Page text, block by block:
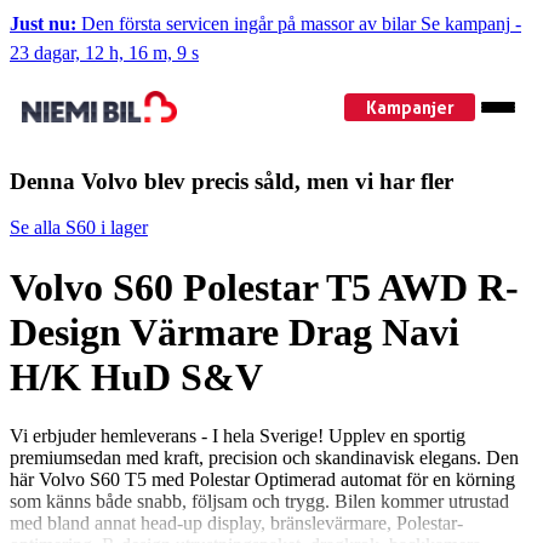
Just nu: Den första servicen ingår på massor av bilar Se kampanj -
23 dagar, 12 h, 16 m, 8 s
Kampanjer
Denna Volvo blev precis såld, men vi har fler
Se alla S60 i lager
Volvo S60 Polestar T5 AWD R-
Design Värmare Drag Navi
H/K HuD S&V
Vi erbjuder hemleverans - I hela Sverige! Upplev en sportig
premiumsedan med kraft, precision och skandinavisk elegans. Den
här Volvo S60 T5 med Polestar Optimerad automat för en körning
som känns både snabb, följsam och trygg. Bilen kommer utrustad
med bland annat head-up display, bränslevärmare, Polestar-